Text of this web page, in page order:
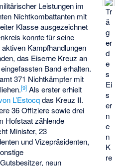
Tr
ä
g
er
d
e
s
Ei
s
er
n
e
n
K
re
Leistungen im
Nichtkombattanten mit
Klasse ausgezeichnet
konnte für seine
Kampfhandlungen
das Eiserne Kreuz an
Band erhalten.
371 Nichtkämpfer mit
[9] Als erster erhielt
L’Estocqdas Kreuz II.
36 Offiziere sowie drei
Hofstaat zählende
Minister, 23
und Vizepräsidenten,
neun